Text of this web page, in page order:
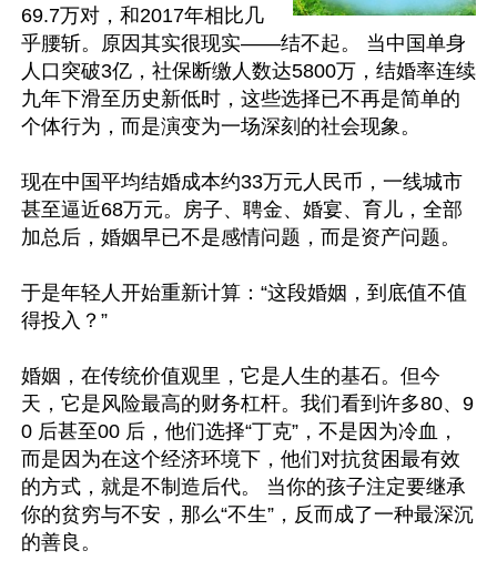
69.7万对，和2017年相比几
乎腰斩。原因其实很现实——结不起。 当中国单身
人口突破3亿，社保断缴人数达5800万，结婚率连续
九年下滑至历史新低时，这些选择已不再是简单的
个体行为，而是演变为一场深刻的社会现象。
现在中国平均结婚成本约33万元人民币，一线城市
甚至逼近68万元。房子、聘金、婚宴、育儿，全部
加总后，婚姻早已不是感情问题，而是资产问题。
于是年轻人开始重新计算：“这段婚姻，到底值不值
得投入？”
婚姻，在传统价值观里，它是人生的基石。但今
天，它是风险最高的财务杠杆。我们看到许多80、9
0 后甚至00 后，他们选择“丁克”，不是因为冷血，
而是因为在这个经济环境下，他们对抗贫困最有效
的方式，就是不制造后代。 当你的孩子注定要继承
你的贫穷与不安，那么“不生”，反而成了一种最深沉
的善良。